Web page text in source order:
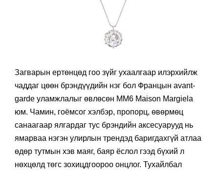
Загварын ертөнцөд гоо зүйг ухаалгаар илэрхийлж
чаддаг цөөн брэндүүдийн нэг бол Францын avant-
garde уламжлалыг өвлөсөн MM6 Maison Margiela
юм. Чамин, гоёмсог хэлбэр, пропорц, өвөрмөц
санаагаар ялгардаг тус брэндийн аксесуарууд нь
ямарваа нэгэн улирлын трендэд баригдахгүй атлаа
өдөр тутмын хэв маяг, баяр ёслол гээд бүхий л
нөхцөлд төгс зохицдгоороо онцлог. Тухайлбал